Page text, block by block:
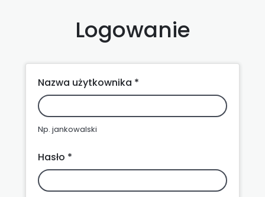
Logowanie
Nazwa użytkownika *
Np. jankowalski
Hasło *